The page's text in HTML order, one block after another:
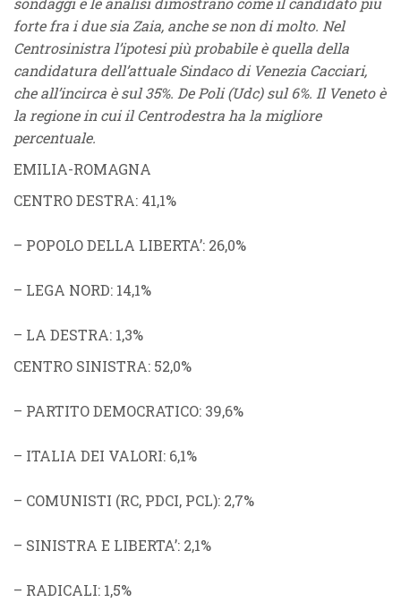
forte fra i due sia Zaia, anche se non di molto. Nel
Centrosinistra l’ipotesi più probabile è quella della
candidatura dell’attuale Sindaco di Venezia Cacciari,
che all’incirca è sul 35%. De Poli (Udc) sul 6%. Il Veneto è
la regione in cui il Centrodestra ha la migliore
percentuale.
EMILIA-ROMAGNA
CENTRO DESTRA: 41,1%
– POPOLO DELLA LIBERTA’: 26,0%
– LEGA NORD: 14,1%
– LA DESTRA: 1,3%
CENTRO SINISTRA: 52,0%
– PARTITO DEMOCRATICO: 39,6%
– ITALIA DEI VALORI: 6,1%
– COMUNISTI (RC, PDCI, PCL): 2,7%
– SINISTRA E LIBERTA’: 2,1%
– RADICALI: 1,5%